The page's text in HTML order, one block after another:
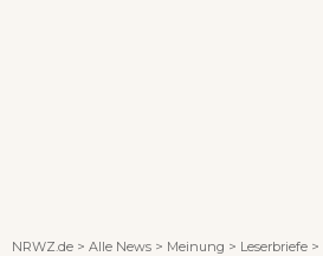
NRWZ.de > Alle News > Meinung > Leserbriefe >